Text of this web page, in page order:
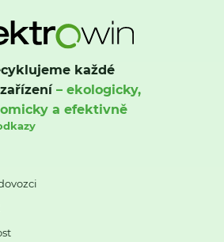
každé
– ekologicky,
a efektivně